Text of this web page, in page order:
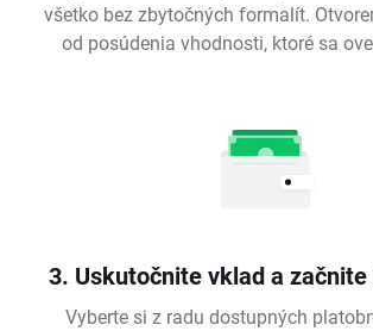
všetko bez zbytočných formalít.
od posúdenia vhodnosti, ktoré sa
3. Uskutočnite vklad a
Vyberte si z radu dostupných